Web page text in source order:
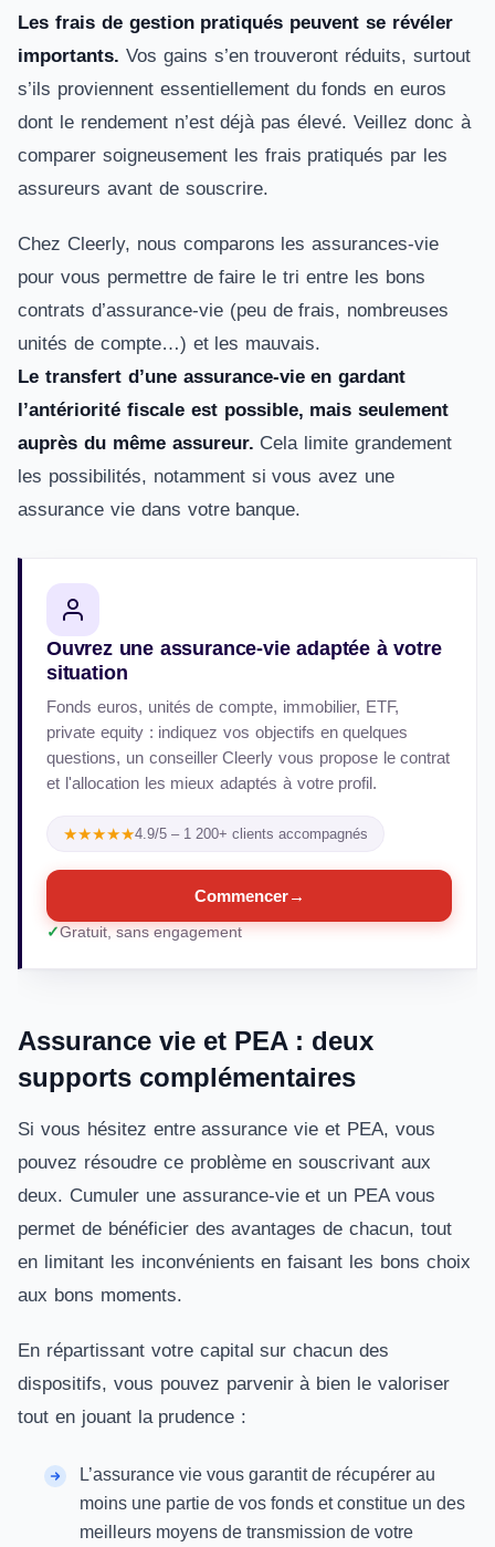
Les frais de gestion pratiqués peuvent se révéler
importants. Vos gains s’en trouveront réduits, surtout
s’ils proviennent essentiellement du fonds en euros
dont le rendement n’est déjà pas élevé. Veillez donc à
comparer soigneusement les frais pratiqués par les
assureurs avant de souscrire.
Chez Cleerly, nous comparons les assurances-vie
pour vous permettre de faire le tri entre les bons
contrats d’assurance-vie (peu de frais, nombreuses
unités de compte…) et les mauvais.
Le transfert d’une assurance-vie en gardant
l’antériorité fiscale est possible, mais seulement
auprès du même assureur. Cela limite grandement
les possibilités, notamment si vous avez une
assurance vie dans votre banque.
Ouvrez une assurance-vie adaptée à votre
situation
Fonds euros, unités de compte, immobilier, ETF,
private equity : indiquez vos objectifs en quelques
questions, un conseiller Cleerly vous propose le contrat
et l'allocation les mieux adaptés à votre profil.
★★★★★4.9/5 – 1 200+ clients accompagnés
Commencer→
Gratuit, sans engagement
Assurance vie et PEA : deux
supports complémentaires
Si vous hésitez entre assurance vie et PEA, vous
pouvez résoudre ce problème en souscrivant aux
deux. Cumuler une assurance-vie et un PEA vous
permet de bénéficier des avantages de chacun, tout
en limitant les inconvénients en faisant les bons choix
aux bons moments.
En répartissant votre capital sur chacun des
dispositifs, vous pouvez parvenir à bien le valoriser
tout en jouant la prudence :
L’assurance vie vous garantit de récupérer au
moins une partie de vos fonds et constitue un des
meilleurs moyens de transmission de votre